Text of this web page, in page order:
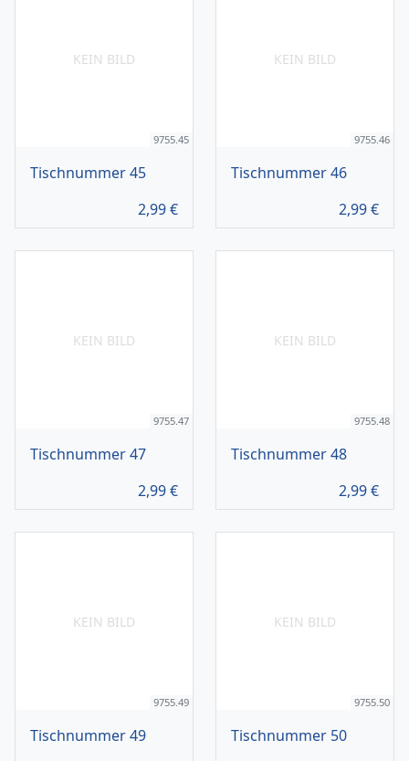
KEIN BILD
9755.45
Tischnummer 45
2,99€
KEIN BILD
9755.46
Tischnummer 46
2,99€
KEIN BILD
9755.47
Tischnummer 47
2,99€
KEIN BILD
9755.48
Tischnummer 48
2,99€
KEIN BILD
9755.49
Tischnummer 49
KEIN BILD
9755.50
Tischnummer 50